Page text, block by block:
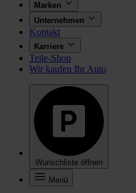
Marken
Unternehmen
Kontakt
Karriere
Teile-Shop
Wir kaufen Ihr Auto
Wunschliste öffnen
Menü